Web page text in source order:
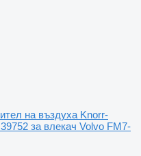
на въздуха Knorr-
за влекач Volvo FM7-